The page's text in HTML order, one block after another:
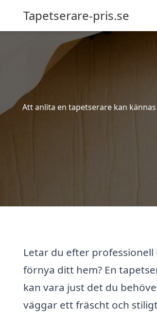
Tapetserare-pris.se
Att anlita en tapetserare kan
Letar du efter
förnya ditt hem? En
kan vara just det du
väggar ett fräscht och